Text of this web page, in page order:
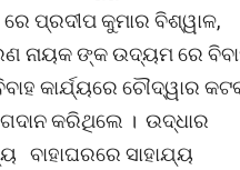
ପ୍ରଦୀପ କୁମାର ବିଶ୍ୱାଳ,
ନାୟକ ଙ୍କ ଉଦ୍ୟମ ରେ
କାର୍ଯ୍ୟରେ ଚୌଦ୍ୱାର
କରିଥିଲେ । ଉଦ୍ଧାର
ବାହାଘରରେ ସାହାଯ୍ୟ